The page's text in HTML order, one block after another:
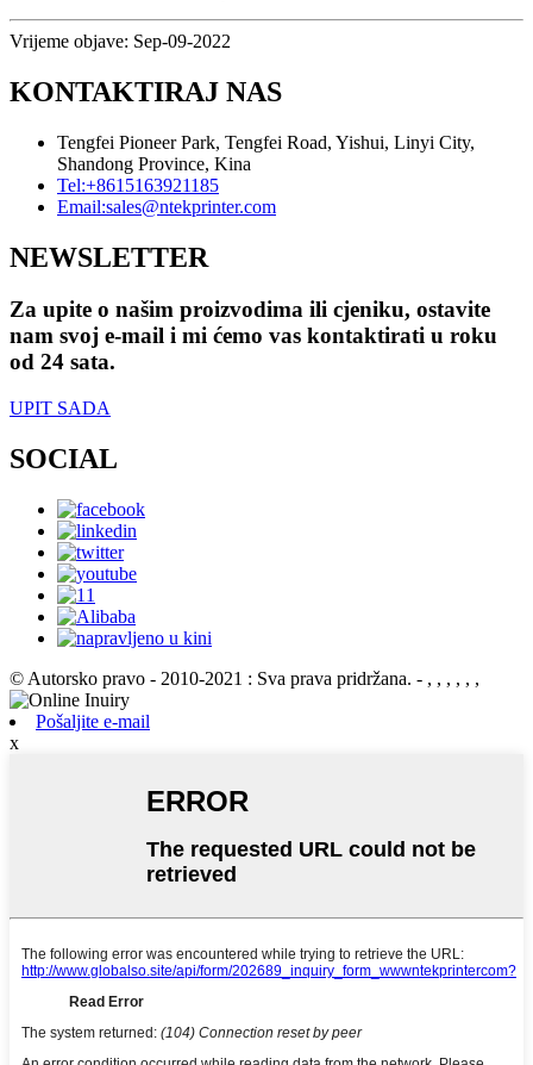
Vrijeme objave: Sep-09-2022
KONTAKTIRAJ NAS
Tengfei Pioneer Park, Tengfei Road, Yishui, Linyi City,
Shandong Province, Kina
Tel:+8615163921185
Email:sales@ntekprinter.com
NEWSLETTER
Za upite o našim proizvodima ili cjeniku, ostavite
nam svoj e-mail i mi ćemo vas kontaktirati u roku
od 24 sata.
UPIT SADA
SOCIAL
© Autorsko pravo - 2010-2021 : Sva prava pridržana. - , , , , , ,
Pošaljite e-mail
x